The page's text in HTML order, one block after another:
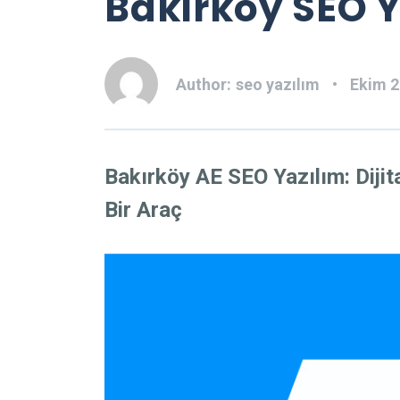
Author: seo yazılım Ekim
Bakırköy AE SEO Yazılım:
Bir Araç